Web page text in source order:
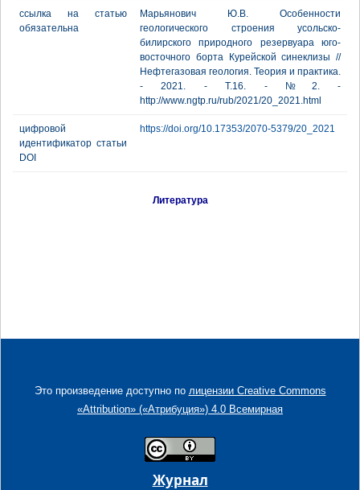
ссылка на статью
обязательна
Марьянович Ю.В. Особенности
геологического строения усольско-
билирского природного резервуара юго-
восточного борта Курейской синеклизы //
Нефтегазовая геология. Теория и практика.
- 2021. - Т.16. - №2. -
http://www.ngtp.ru/rub/2021/20_2021.html
цифровой
идентификатор статьи
DOI
https://doi.org/10.17353/2070-5379/20_2021
Литература
Это произведение доступно по лицензии Creative Commons
«Attribution» («Атрибуция») 4.0 Всемирная
Журнал